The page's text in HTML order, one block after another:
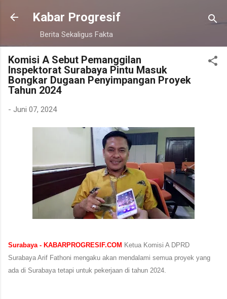
Langsung ke konten utama
Kabar Progresif
Berita Sekaligus Fakta
Komisi A Sebut Pemanggilan
Inspektorat Surabaya Pintu Masuk
Bongkar Dugaan Penyimpangan Proyek
Tahun 2024
- Juni 07, 2024
Surabaya - KABARPROGRESIF.COM Ketua Komisi A DPRD
Surabaya Arif Fathoni mengaku akan mendalami semua proyek yang
ada di Surabaya tetapi untuk pekerjaan di tahun 2024.